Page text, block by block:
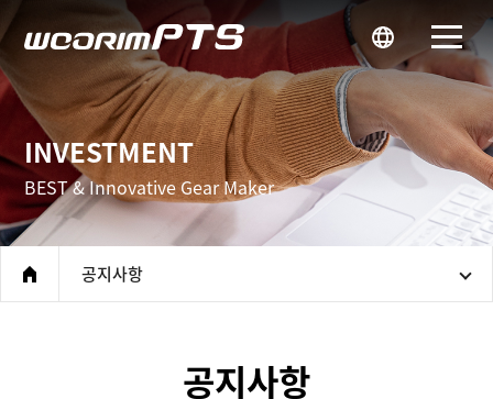
우림피티에스
INVESTMENT
BEST & Innovative Gear Maker
home
공지사항
공지사항